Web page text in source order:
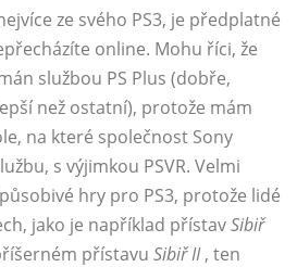
ze svého PS3, je předplatné
online. Mohu říci, že
službou PS Plus (dobře,
než ostatní), protože mám
na které společnost Sony
s výjimkou PSVR. Velmi
hry pro PS3, protože lidé
jako je například přístavSibiř
přístavu Sibiř II, ten